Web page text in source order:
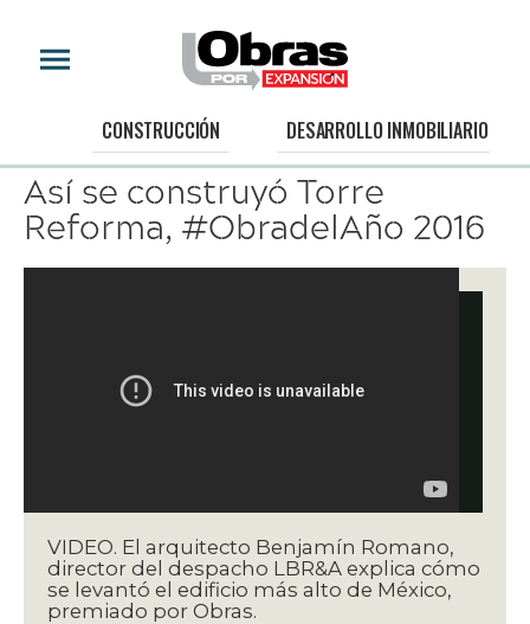
CONSTRUCCIÓN DESARROLLO INMOBILIARIO
Así se construyó Torre
Reforma, #ObradelAño 2016
VIDEO. El arquitecto Benjamín Romano,
director del despacho LBR&A explica cómo
se levantó el edificio más alto de México,
premiado por Obras.